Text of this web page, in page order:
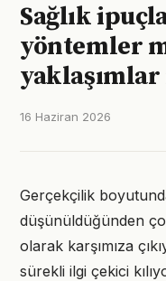
Sağlık
yöntemler
yaklaşımlar
16 Haziran 2026
Gerçekçilik
düşünüldüğünden
olarak karşımıza
sürekli ilgi çekici